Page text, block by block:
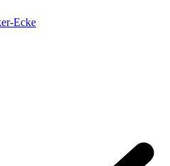
Ecke